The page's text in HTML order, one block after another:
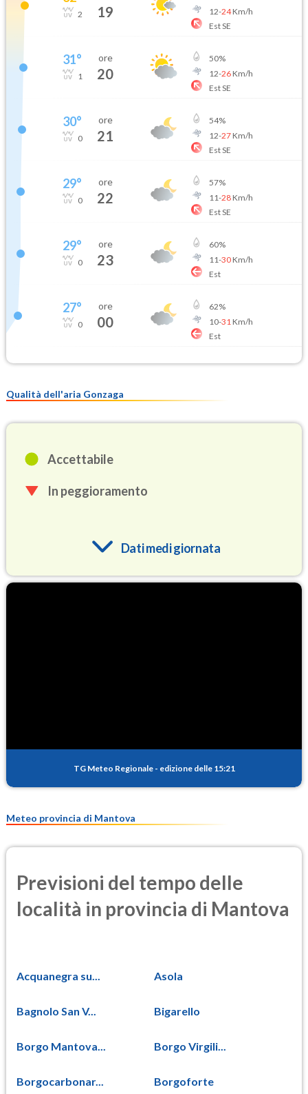
2 19
12-24Km/h
Est SE
31°
1
ore
20
50%
12-26Km/h
Est SE
30°
0
ore
21
54%
12-27Km/h
Est SE
29°
0
ore
22
57%
11-28Km/h
Est SE
29°
0
ore
23
60%
11-30Km/h
Est
27°
0
ore
00
62%
10-31 Km/h
Est
Qualità dell'aria Gonzaga
Accettabile
In peggioramento
Dati medi giornata
PM25
TG Meteo Regionale - edizione delle 15:21
Meteo provincia di Mantova
Previsioni del tempo delle
località in provincia di Mantova
Acquanegra su... Asola
Bagnolo San V... Bigarello
Borgo Mantova... Borgo Virgili...
Borgocarbonar... Borgoforte